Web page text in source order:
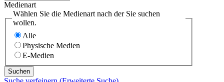
Medienart
Wählen Sie die Medienart nach der Sie suchen
wollen.
Alle
Physische Medien
E-Medien